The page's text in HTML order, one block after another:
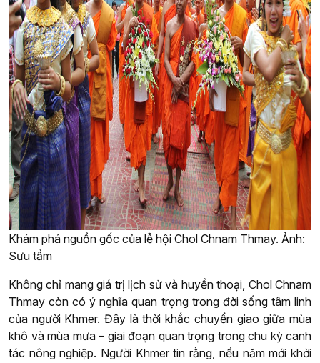
Khám phá nguồn gốc của lễ hội Chol Chnam Thmay. Ảnh:
Sưu tầm
Không chỉ mang giá trị lịch sử và huyền thoại, Chol Chnam
Thmay còn có ý nghĩa quan trọng trong đời sống tâm linh
của người Khmer. Đây là thời khắc chuyển giao giữa mùa
khô và mùa mưa – giai đoạn quan trọng trong chu kỳ canh
tác nông nghiệp. Người Khmer tin rằng, nếu năm mới khởi